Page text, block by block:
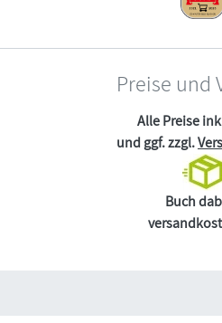
Preise und
Alle Preise
und ggf. zzgl.
Buch